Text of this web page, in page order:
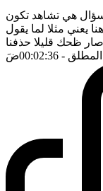
هي تشاهد تكون
يعني مثلا لما يقول
ظحك قليلا حذفنا
المطلق - 00:02:36 ضَ